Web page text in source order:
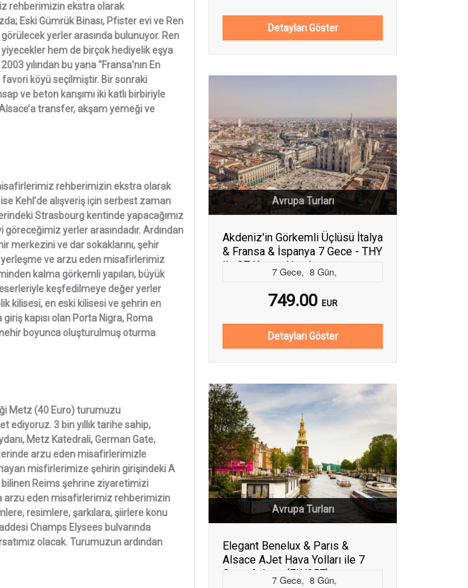
rehberimizin ekstra olarak
Eski Gümrük Binası, Pfister evi ve Ren
yerler arasında bulunuyor. Ren
hem de birçok hediyelik eşya
yılından bu yana "Fransa'nın En
favori köyü seçilmiştir. Bir sonraki
ve beton karışımı iki katlı birbiriyle
transfer, akşam yemeği ve
rehberimizin ekstra olarak
Kehl’de alışveriş için serbest zaman
Strasbourg kentinde yapacağımız
yerler arasındadır. Ardından
merkezini ve dar sokaklarını, şehir
yerleşme ve arzu eden misafirlerimiz
kalma görkemli yapıları, büyük
keşfedilmeye değer yerler
kilisesi, en eski kilisesi ve şehrin en
kapısı olan Porta Nigra, Roma
boyunca oluşturulmuş oturma
Metz (40 Euro) turumuzu
ediyoruz. 3 bin yıllık tarihe sahip,
Metz Katedrali, German Gate,
arzu eden misafirlerimizle
misfirlerimize şehirin girişindeki A
bilinen Reims şehrine ziyaretimizi
arzu eden misafirlerimiz rehberimizin
resimlere, şarkılara, şiirlere konu
Champs Elysees bulvarında
olacak. Turumuzun ardından
Detayları Göster
Avrupa Turları
Akdeniz'in Görkemli Üçlüsü İtalya
& Fransa & İspanya 7 Gece - THY
ile 07 Kasım Hareket
7 Gece, 8 Gün,
749.00 EUR
Detayları Göster
Avrupa Turları
Elegant Benelux & Parıs &
Alsace AJet Hava Yolları ile 7
Gece Ankara (FLY057)
7 Gece, 8 Gün,